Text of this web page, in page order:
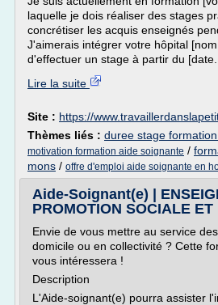
laquelle je dois réaliser des stages
concrétiser les acquis enseignés
J'aimerais intégrer votre hôpital
d'effectuer un stage à partir du [date...
Lire la suite
Site : https://
Thèmes liés : duree stage
motivation formation aide soignante /
mons / offre d'emploi aide soignante en
Aide-Soignant(e) |
PROMOTION SOCIALE ET
Envie de vous mettre au service
domicile ou en collectivité ? Cette
vous intéressera !
Description
L'Aide-soignant(e) pourra assister